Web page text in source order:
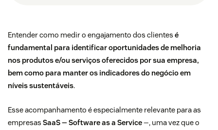
Entender como medir o engajamento dos clientes é
fundamental para identificar oportunidades de melhoria
nos produtos e/ou serviços oferecidos por sua empresa,
bem como para manter os indicadores do negócio em
níveis sustentáveis.
Esse acompanhamento é especialmente relevante para as
empresas SaaS — Software as a Service—, uma vez que o